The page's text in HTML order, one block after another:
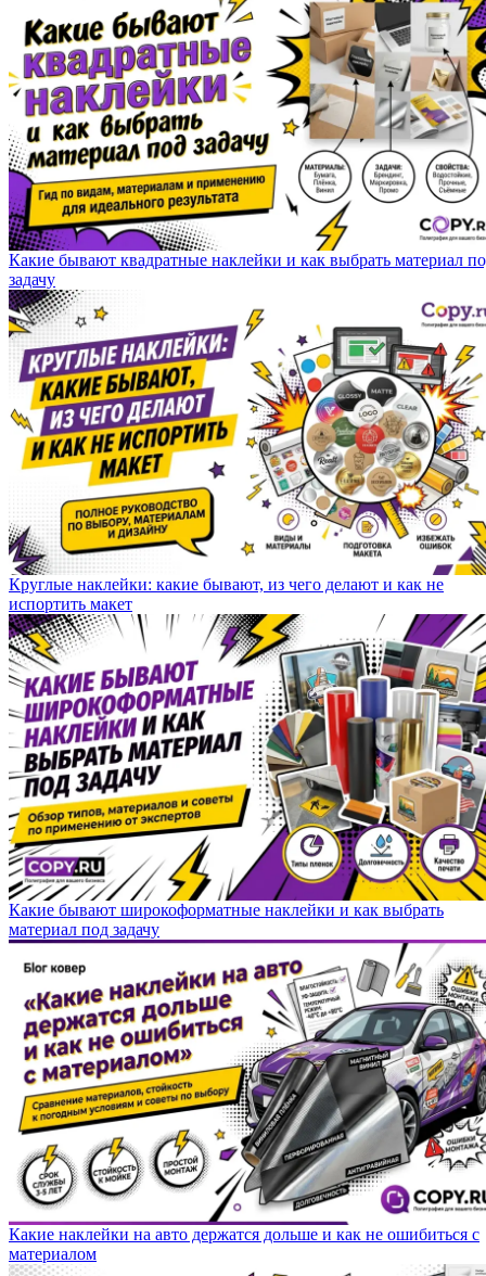
Какие бывают квадратные наклейки и как выбрать материал
задачу
Круглые наклейки: какие бывают, из чего делают и как не
испортить макет
Какие бывают широкоформатные наклейки и как выбрать
материал под задачу
Какие наклейки на авто держатся дольше и как не ошибиться с
материалом